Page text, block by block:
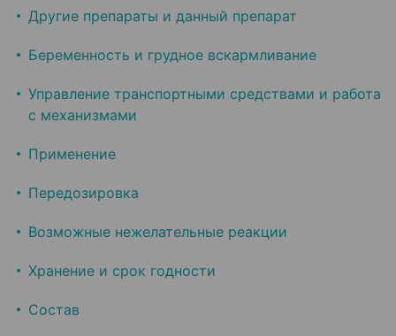
Другие препараты и данный препарат
Беременность и грудное вскармливание
Управление транспортными средствами и работа
с механизмами
Применение
Передозировка
Возможные нежелательные реакции
Хранение и срок годности
Состав